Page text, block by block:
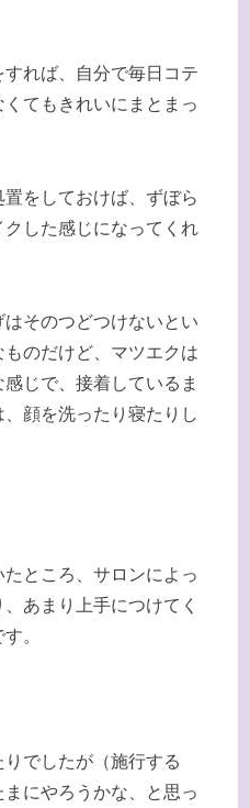
れば、自分で毎日コテ
てもきれいにまとまっ
をしておけば、ずぼら
した感じになってくれ
そのつどつけないとい
のだけど、マツエクは
感じで、接着しているま
顔を洗ったり寝たりし
ところ、サロンによっ
あまり上手につけてく
。
でしたが（施行する
にやろうかな、と思っ